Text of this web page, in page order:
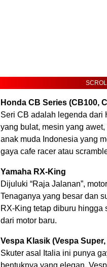
Honda CB Series (CB100,
Seri CB adalah legenda dari
yang bulat, mesin yang
anak muda Indonesia yang
gaya cafe racer atau
Yamaha RX-King
Dijuluki “Raja Jalanan”,
Tenaganya yang besar dan
RX-King tetap diburu hingga
dari motor baru.
Vespa Klasik (Vespa
Skuter asal Italia ini punya